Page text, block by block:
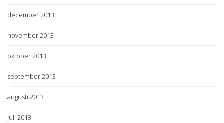
december 2013
november 2013
oktober 2013
september 2013
augusti 2013
juli 2013